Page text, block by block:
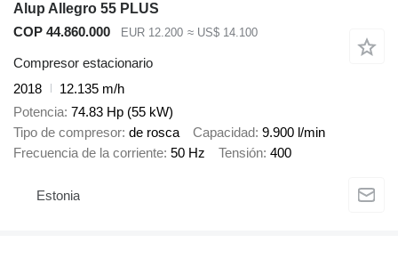
Alup Allegro 55 PLUS
COP 44.860.000
EUR 12.200 ≈ US$ 14.100
Compresor estacionario
2018
12.135 m/h
Potencia 74.83 Hp (55 kW)
Tipo de compresor de rosca Capacidad 9.900 l/min
Frecuencia de la corriente 50 Hz Tensión 400
Estonia